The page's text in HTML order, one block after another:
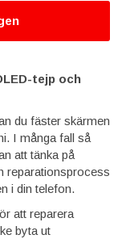
tejp och
du fäster skärmen
I många fall så
att tänka på
reparationsprocess
i din telefon.
att reparera
byta ut